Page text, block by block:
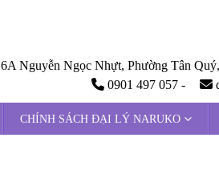
6A Nguyễn Ngọc Nhựt, Phường Tân
0901 497 057 -
CHÍNH SÁCH ĐẠI LÝ NARUKO